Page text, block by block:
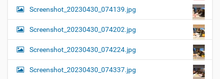
Screenshot_20230430_074139.jpg
Screenshot_20230430_074202.jpg
Screenshot_20230430_074224.jpg
Screenshot_20230430_074337.jpg